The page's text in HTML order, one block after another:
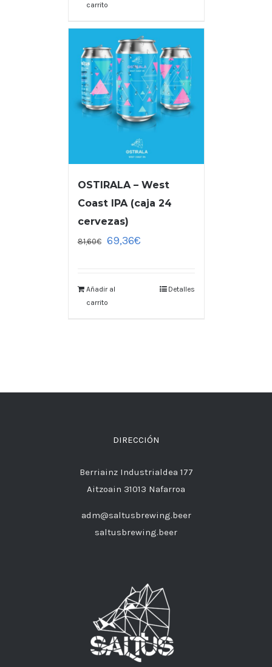
carrito
OSTIRALA – West
Coast IPA (caja 24
cervezas)
81,60€ 69,36€
Añadir al
carrito
Detalles
DIRECCIÓN
Berriainz Industrialdea 177
Aitzoain 31013 Nafarroa
adm@saltusbrewing.beer
saltusbrewing.beer